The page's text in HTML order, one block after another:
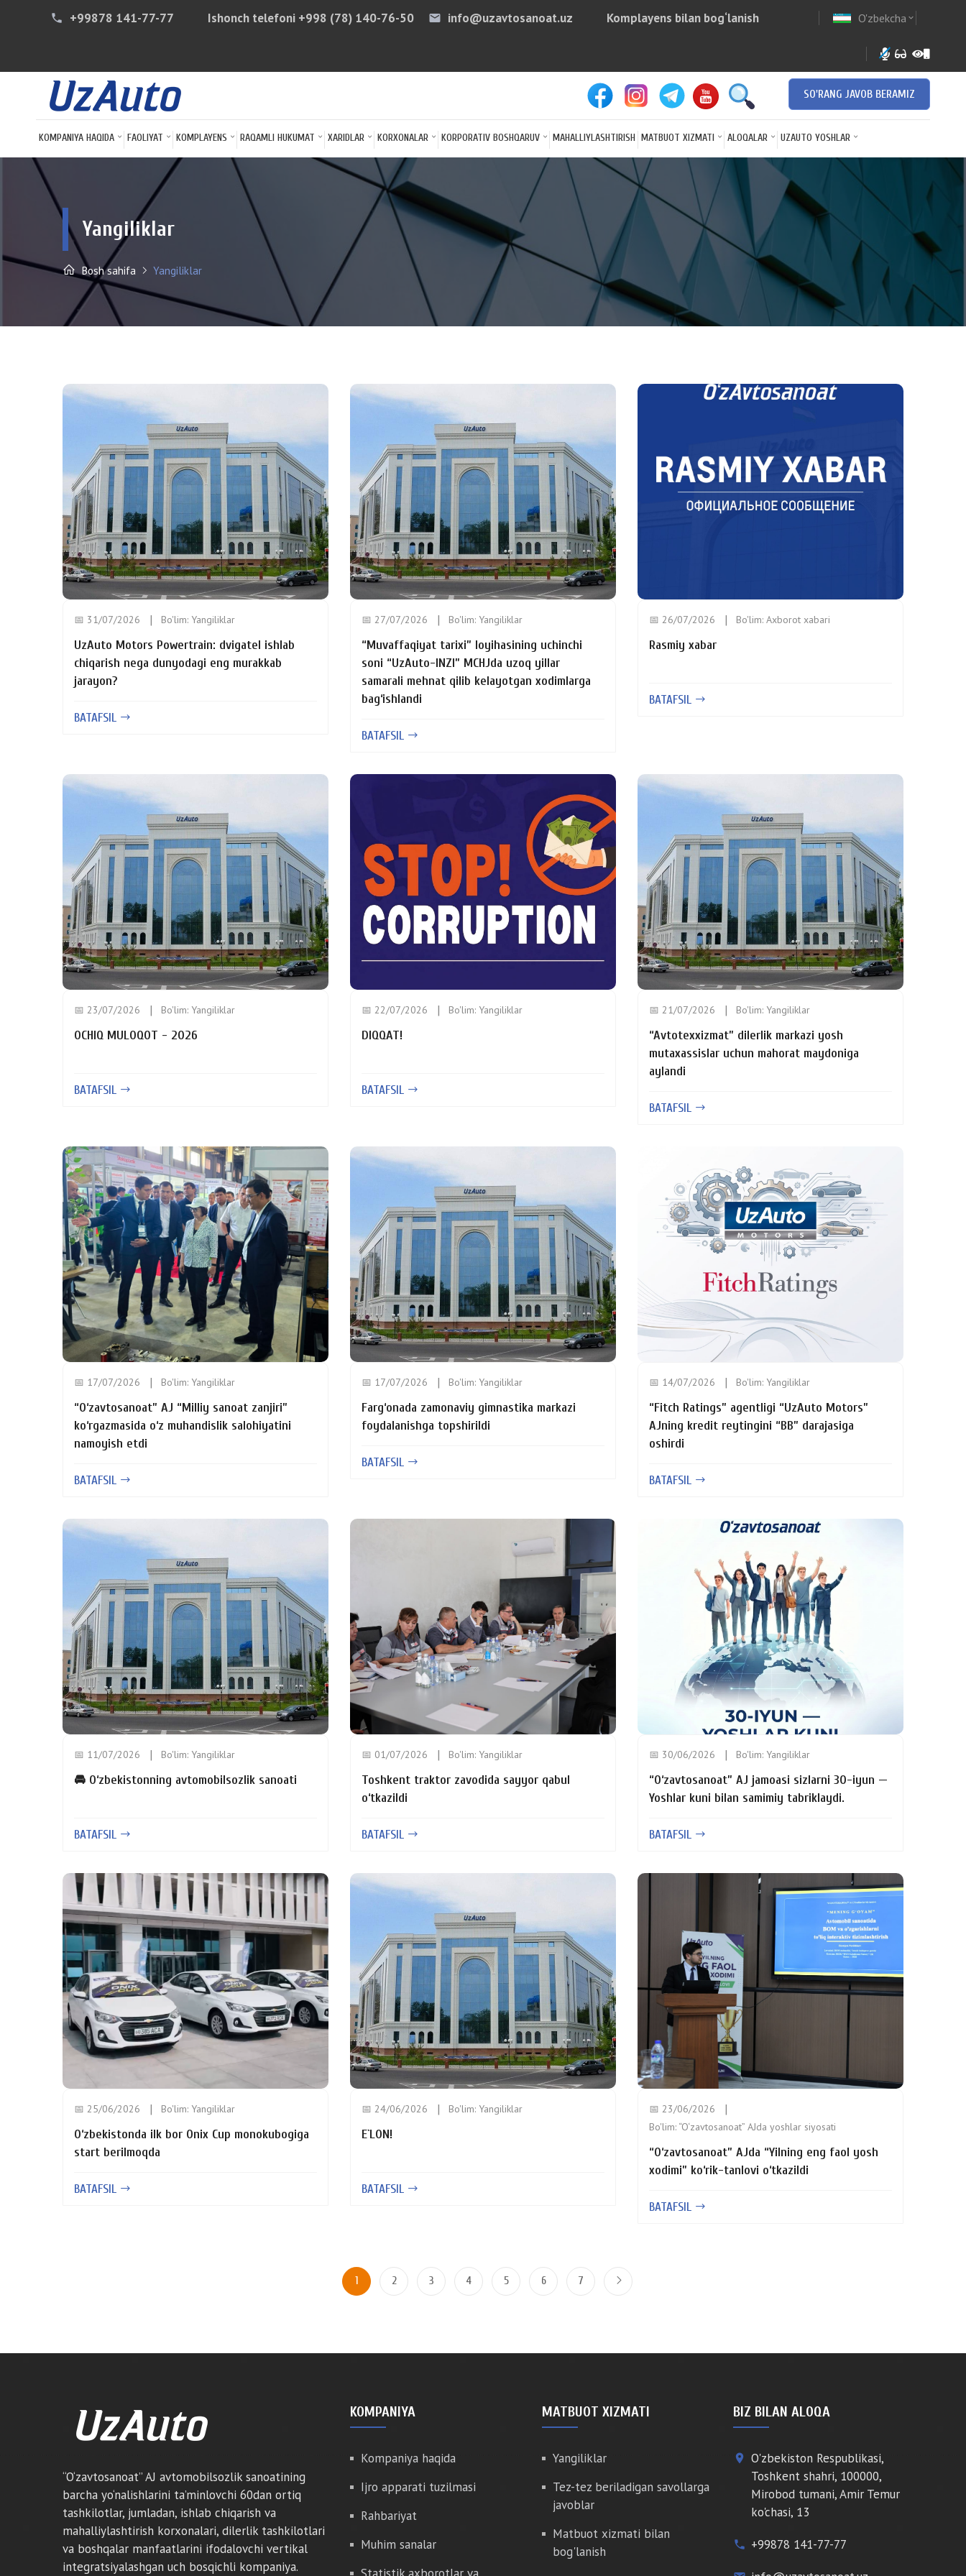
phone +99878 141-77-77 Ishonch telefoni +998 (78) 140-76-50 email info@uzavtosanoat.uz arrow
Komplayens bilan bog‘lanish O'zbekcha expand_more
SO'RANG JAVOB BERAMIZ
KOMPANIYA HAQIDA FAOLIYAT KOMPLAYENS RAQAMLI HUKUMAT XARIDLAR KORXONALAR KORPORATIV BOSHQARUV MAHALLIYLASHTIRISH MATBUOT XIZMATI ALOQALAR UZAUTO YOSHLAR
Yangiliklar
Bosh sahifa Yangiliklar
📅 31/07/2026 Bo'lim: Yangiliklar
UzAuto Motors Powertrain: dvigatel ishlab
chiqarish nega dunyodagi eng murakkab
jarayon?
BATAFSIL
📅 27/07/2026 Bo'lim: Yangiliklar
“Muvaffaqiyat tarixi” loyihasining uchinchi
soni “UzAuto-INZI” MCHJda uzoq yillar
samarali mehnat qilib kelayotgan xodimlarga
bag‘ishlandi
BATAFSIL
📅 26/07/2026 Bo'lim: Axborot xabari
Rasmiy xabar
BATAFSIL
📅 23/07/2026 Bo'lim: Yangiliklar
OCHIQ MULOQOT - 2026
BATAFSIL
📅 22/07/2026 Bo'lim: Yangiliklar
DIQQAT!
BATAFSIL
📅 21/07/2026 Bo'lim: Yangiliklar
“Avtotexxizmat” dilerlik markazi yosh
mutaxassislar uchun mahorat maydoniga
aylandi
BATAFSIL
📅 17/07/2026 Bo'lim: Yangiliklar
“O‘zavtosanoat” AJ “Milliy sanoat zanjiri”
ko‘rgazmasida o‘z muhandislik salohiyatini
namoyish etdi
BATAFSIL
📅 17/07/2026 Bo'lim: Yangiliklar
Farg‘onada zamonaviy gimnastika markazi
foydalanishga topshirildi
BATAFSIL
📅 14/07/2026 Bo'lim: Yangiliklar
“Fitch Ratings” agentligi “UzAuto Motors”
AJning kredit reytingini “BB” darajasiga
oshirdi
BATAFSIL
📅 11/07/2026 Bo'lim: Yangiliklar
🚘 O‘zbekistonning avtomobilsozlik sanoati
BATAFSIL
📅 01/07/2026 Bo'lim: Yangiliklar
Toshkent traktor zavodida sayyor qabul
o‘tkazildi
BATAFSIL
📅 30/06/2026 Bo'lim: Yangiliklar
“O‘zavtosanoat” AJ jamoasi sizlarni 30-iyun —
Yoshlar kuni bilan samimiy tabriklaydi.
BATAFSIL
📅 25/06/2026 Bo'lim: Yangiliklar
O‘zbekistonda ilk bor Onix Cup monokubogiga
start berilmoqda
BATAFSIL
📅 24/06/2026 Bo'lim: Yangiliklar
E`LON!
BATAFSIL
📅 23/06/2026
Bo'lim: “O‘zavtosanoat” AJda yoshlar siyosati
“O‘zavtosanoat” AJda “Yilning eng faol yosh
xodimi” ko‘rik-tanlovi o‘tkazildi
BATAFSIL
1 2 3 4 5 6 7
“O‘zavtosanoat” AJ avtomobilsozlik sanoatining
barcha yo‘nalishlarini ta’minlovchi 60dan ortiq
tashkilotlar, jumladan, ishlab chiqarish va
mahalliylashtirish korxonalari, dilerlik tashkilotlari
va boshqalar manfaatlarini ifodalovchi vertikal
integratsiyalashgan uch bosqichli kompaniya.
KOMPANIYA
Kompaniya haqida
Ijro apparati tuzilmasi
Rahbariyat
Muhim sanalar
MATBUOT XIZMATI
Yangiliklar
Tez-tez beriladigan savollarga
javoblar
Matbuot xizmati bilan
bog'lanish
BIZ BILAN ALOQA
place O'zbekiston Respublikasi,
Toshkent shahri, 100000,
Mirobod tumani, Amir Temur
ko'chasi, 13
phone +99878 141-77-77